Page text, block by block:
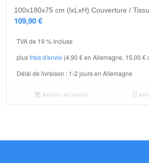
100x180x75 cm (lxLxH) Couverture / Tissu
109,90€
TVA de 19 % incluse
plusfrais d'envoi (4,90 € en Allemagne, 15,00 €
Délai de livraison : 1-2 jours en Allemagne
Ajouter au panier